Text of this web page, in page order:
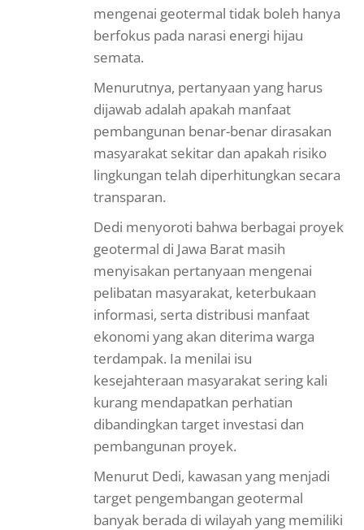
mengenai geotermal tidak boleh hanya
berfokus pada narasi energi hijau
semata.
Menurutnya, pertanyaan yang harus
dijawab adalah apakah manfaat
pembangunan benar-benar dirasakan
masyarakat sekitar dan apakah risiko
lingkungan telah diperhitungkan secara
transparan.
Dedi menyoroti bahwa berbagai proyek
geotermal di Jawa Barat masih
menyisakan pertanyaan mengenai
pelibatan masyarakat, keterbukaan
informasi, serta distribusi manfaat
ekonomi yang akan diterima warga
terdampak. Ia menilai isu
kesejahteraan masyarakat sering kali
kurang mendapatkan perhatian
dibandingkan target investasi dan
pembangunan proyek.
Menurut Dedi, kawasan yang menjadi
target pengembangan geotermal
banyak berada di wilayah yang memiliki